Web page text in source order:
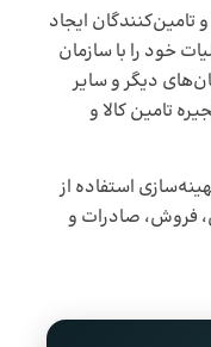
تامین‌کنندگان ایجاد
خود را با سازمان
دیگر و سایر
تامین کالا و
استفاده از
فروش، صادرات و